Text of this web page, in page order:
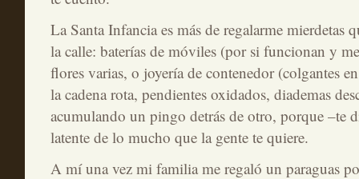
La Santa Infancia es más de regalarme mierdetas
la calle: baterías de móviles (por si funcionan y
flores varias, o joyería de contenedor (colgantes
la cadena rota, pendientes oxidados, diademas
acumulando un pingo detrás de otro, porque –te
latente de lo mucho que la gente te quiere.
A mí una vez mi familia me regaló un paraguas